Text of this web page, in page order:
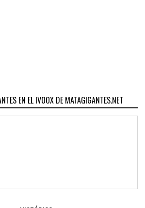
EN EL IVOOX DE MATAGIGANTES.NET